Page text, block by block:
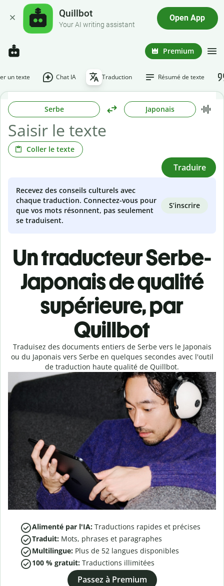
Quillbot
Your AI writing assistant
Open App
Premium
un texte Chat IA Traduction Résumé de texte
Serbe Japonais
Coller le texte
Traduire
Recevez des conseils culturels avec
chaque traduction. Connectez-vous pour
que vos mots résonnent, pas seulement
se traduisent.
S’inscrire
Un traducteur Serbe-
Japonais de qualité
supérieure, par
Quillbot
Traduisez des documents entiers de Serbe vers le Japonais
ou du Japonais vers Serbe en quelques secondes avec l'outil
de traduction haute qualité de Quillbot.
Alimenté par l'IA: Traductions rapides et précises
Traduit: Mots, phrases et paragraphes
Multilingue: Plus de 52 langues disponibles
100 % gratuit: Traductions illimitées
Passez à Premium